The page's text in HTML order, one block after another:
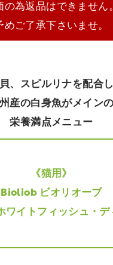
の為返品はできません
めご了承下さいませ。
、スピルリナを配合
産の白身魚がメインの
栄養満点メニュー
《猫用》
Bioliob ビオリオーブ
ワイトフィッシュ・デ